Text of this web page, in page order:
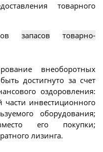
товарного
запасов
товарно-
внеоборотных
достигнуто за счет
оздоровления:
инвестиционного
оборудования;
его покупки;
лизинга.